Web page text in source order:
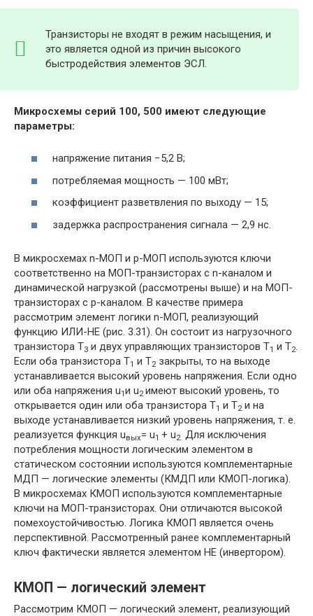
Транзисторы не входят в режим насыщения, и
это является одной из причин высокого
быстродействия элементов ЭСЛ.
Микросхемы серий 100, 500 имеют следующие
параметры:
напряжение питания −5,2 В;
потребляемая мощность — 100 мВт;
коэффициент разветвления по выходу — 15;
задержка распространения сигнала — 2,9 нс.
В микросхемах n-МОП и p-МОП используются ключи
соответственно на МОП-транзисторах с n-каналом и
динамической нагрузкой (рассмотрены выше) и на МОП-
транзисторах с p-каналом. В качестве примера
рассмотрим элемент логики n-МОП, реализующий
функцию ИЛИ-НЕ (рис. 3.31). Он состоит из нагрузочного
транзистора Т3 и двух управляющих транзисторов Т1 и Т2.
Если оба транзистора Т1 и Т2 закрыты, то на выходе
устанавливается высокий уровень напряжения. Если одно
или оба напряжения u1и u2имеют высокий уровень, то
открывается один или оба транзистора Т1 и Т2 и на
выходе устанавливается низкий уровень напряжения, т. е.
реализуется функция uвых= u1 + u2. Для исключения
потребления мощности логическим элементом в
статическом состоянии используются комплементарные
МДП — логические элементы (КМДП или КМОП-логика).
В микросхемах КМОП используются комплементарные
ключи на МОП-транзисторах. Они отличаются высокой
помехоустойчивостью. Логика КМОП является очень
перспективной. Рассмотренный ранее комплементарный
ключ фактически является элементом НЕ (инвертором).
КМОП — логический элемент
Рассмотрим КМОП — логический элемент, реализующий